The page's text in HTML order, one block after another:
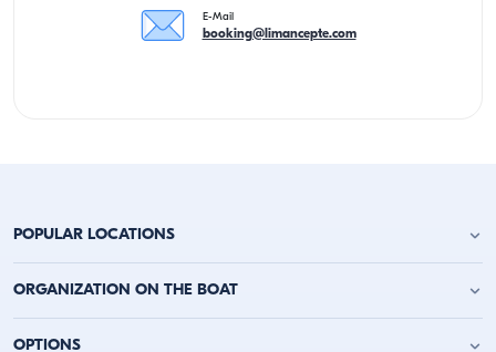
E-Mail
booking@limancepte.com
POPULAR LOCATIONS
Yachtcharter Antalya
ORGANIZATION ON THE BOAT
Geburtstagsfeier auf der Jacht
OPTIONS